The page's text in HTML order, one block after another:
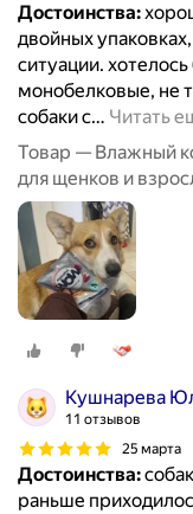
Достоинства:
двойных
ситуации.
монобелковые, не
собаки с… Читать
Товар — Влажный
для щенков и
Кушнарева
11 отзывов
25 марта
Достоинства:
раньше